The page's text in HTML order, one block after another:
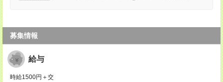
募集情報
給与
時給1500円＋交